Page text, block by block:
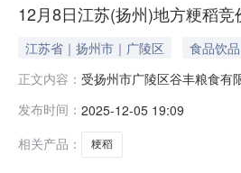
12月8日江苏(扬州)地方粳稻
江苏省｜扬州市｜广陵区 食品饮品
正文内容： 受扬州市广陵区谷丰粮食有
粮食交易专场”参与竞价。
提供，仅供
发布时间： 2025-12-05 19:09
相关产品：
粳稻